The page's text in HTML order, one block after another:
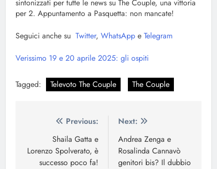
sintonizzati per tutte le news su The Couple, una vittoria
per 2. Appuntamento a Pasquetta: non mancate!
Seguici anche su Twitter, WhatsApp e Telegram
Verissimo 19 e 20 aprile 2025: gli ospiti
Tagged: Televoto The Couple The Couple
Navigazione
articoli
Previous:
Shaila Gatta e
Lorenzo Spolverato, è
successo poco fa!
Next:
Andrea Zenga e
Rosalinda Cannavò
genitori bis? Il dubbio